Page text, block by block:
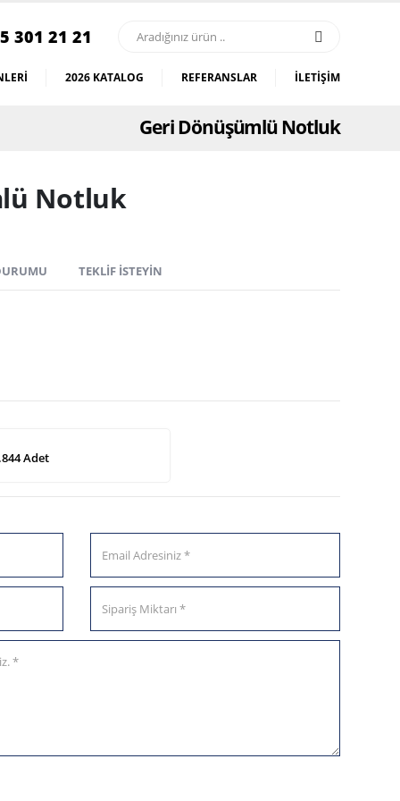
301 21 21
2026 KATALOG REFERANSLAR İLETIŞIM
Geri Dönüşümlü Notluk
Notluk
TEKLIF İSTEYIN
Adet